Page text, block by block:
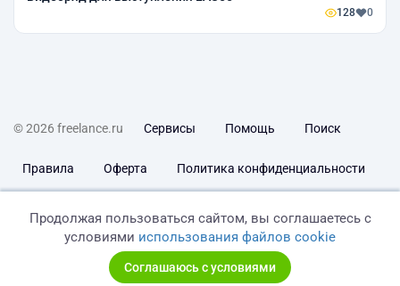
128 0
© 2026 freelance.ru Сервисы Помощь Поиск
Правила Оферта Политика конфиденциальности
Продолжая пользоваться сайтом, вы соглашаетесь с
условиями использования файлов cookie
Соглашаюсь с условиями